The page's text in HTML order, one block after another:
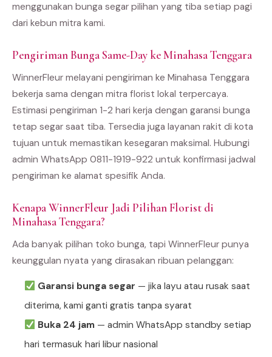
menggunakan bunga segar pilihan yang tiba setiap pagi
dari kebun mitra kami.
Pengiriman Bunga Same-Day ke Minahasa Tenggara
WinnerFleur melayani pengiriman ke Minahasa Tenggara
bekerja sama dengan mitra florist lokal terpercaya.
Estimasi pengiriman 1-2 hari kerja dengan garansi bunga
tetap segar saat tiba. Tersedia juga layanan rakit di kota
tujuan untuk memastikan kesegaran maksimal. Hubungi
admin WhatsApp 0811-1919-922 untuk konfirmasi jadwal
pengiriman ke alamat spesifik Anda.
Kenapa WinnerFleur Jadi Pilihan Florist di
Minahasa Tenggara?
Ada banyak pilihan toko bunga, tapi WinnerFleur punya
keunggulan nyata yang dirasakan ribuan pelanggan:
Garansi bunga segar — jika layu atau rusak saat
diterima, kami ganti gratis tanpa syarat
Buka 24 jam— admin WhatsApp standby setiap
hari termasuk hari libur nasional